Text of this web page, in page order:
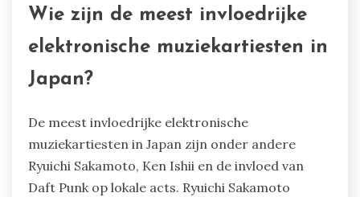
Wie zijn de meest invloedrijke
elektronische muziekartiesten in
Japan?
De meest invloedrijke elektronische
muziekartiesten in Japan zijn onder andere
Ryuichi Sakamoto, Ken Ishii en de invloed van
Daft Punk op lokale acts. Ryuichi Sakamoto